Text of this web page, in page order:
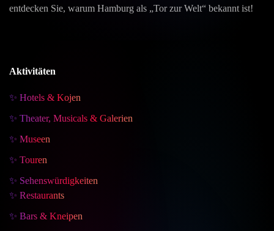
entdecken Sie, warum Hamburg als „Tor zur Welt“ bekannt ist!
Aktivitäten
✨ Hotels & Kojen
✨ Theater, Musicals & Galerien
✨ Museen
✨ Touren
✨ Sehenswürdigkeiten
✨ Restaurants
✨ Bars & Kneipen